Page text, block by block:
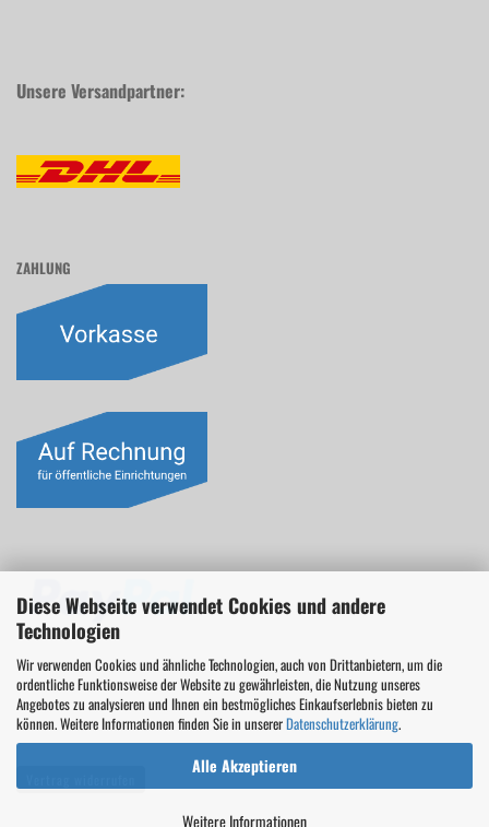
Diese Webseite verwendet Cookies und andere
Technologien
Wir verwenden Cookies und ähnliche Technologien, auch von Drittanbietern, um die
ordentliche Funktionsweise der Website zu gewährleisten, die Nutzung unseres
Angebotes zu analysieren und Ihnen ein bestmögliches Einkaufserlebnis bieten zu
können. Weitere Informationen finden Sie in unsererDatenschutzerklärung.
Alle Akzeptieren
Weitere Informationen
Unsere Versandpartner:
ZAHLUNG